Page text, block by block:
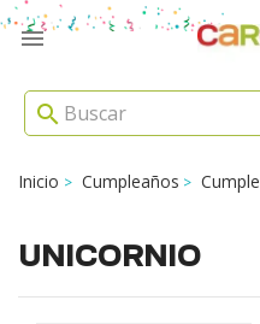

search
Inicio Cumpleaños
UNICORNIO